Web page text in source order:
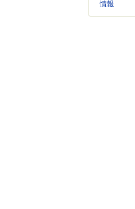
情報